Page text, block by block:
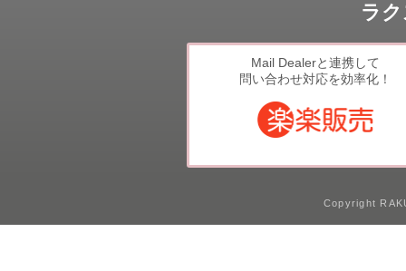
ラ
Mail Dealerと連携して
問い合わせ対応を効率化！
Copyright